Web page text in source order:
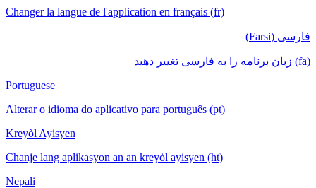
Changer la langue de l'application en français (fr)
فارسی (Farsi)
(fa) زبان برنامه را به فارسی تغییر دهید
Portuguese
Alterar o idioma do aplicativo para português (pt)
Kreyòl Ayisyen
Chanje lang aplikasyon an an kreyòl ayisyen (ht)
Nepali